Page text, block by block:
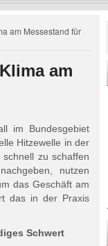
am Messestand für
am
im Bundesgebiet
Hitzewelle in der
zu schaffen
nutzen
das Geschäft am
das in der Praxis
Schwert